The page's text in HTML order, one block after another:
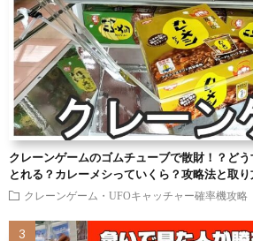
クレーンゲームのゴムチューブで散財！？ど
とれる？カレーメシっていくら？攻略法と取り
クレーンゲーム・UFOキャッチャー確率機攻略